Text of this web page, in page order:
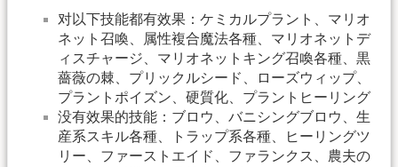
对以下技能都有效果：ケミカルプラント、マリオ
ネット召喚、属性複合魔法各種、マリオネットデ
ィスチャージ、マリオネットキング召喚各種、黒
薔薇の棘、プリックルシード、ローズウィップ、
プラントポイズン、硬質化、プラントヒーリング
没有效果的技能：ブロウ、バニシングブロウ、生
産系スキル各種、トラップ系各種、ヒーリングツ
リー、ファーストエイド、ファランクス、農夫の